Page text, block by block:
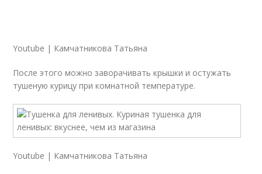
Youtube | Камчатникова Татьяна
После этого можно заворачивать крышки и остужать
тушеную курицу при комнатной температуре.
Youtube | Камчатникова Татьяна